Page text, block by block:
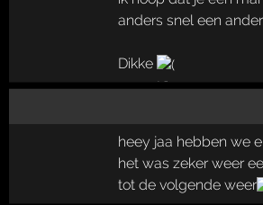
anders snel een
Dikke
heey jaa hebben we
het was zeker weer
tot de volgende weer